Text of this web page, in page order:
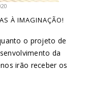
À IMAGINAÇÃO!
o projeto de
da
irão receber os